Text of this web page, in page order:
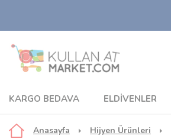
KARGO BEDAVA ELDIVENLER
Anasayfa Hijyen Ürünleri